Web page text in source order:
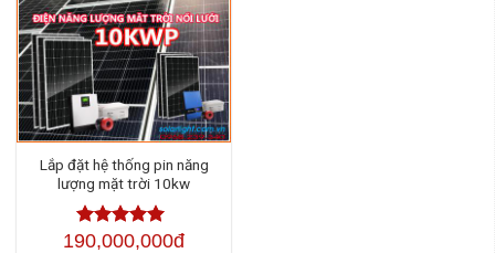
Lắp đặt hệ thống pin năng
lượng mặt trời 10kw
Được xếp
190,000,000đ